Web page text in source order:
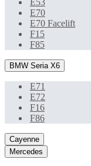
E70
E70 Facelift
F15
F85
BMW Seria X6
E71
E72
F16
F86
Cayenne
Mercedes